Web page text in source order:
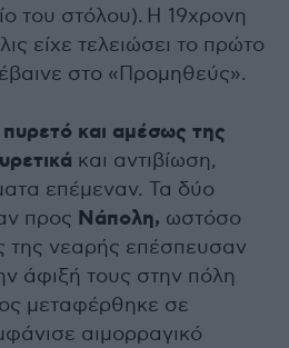
του στόλου). Η 19χρονη
είχε τελειώσει το πρώτο
στο «Προμηθεύς».
και αμέσως της
και αντιβίωση,
επέμεναν. Τα δύο
προς Νάπολη, ωστόσο
της νεαρής επέσπευσαν
άφιξή τους στην πόλη
μεταφέρθηκε σε
αιμορραγικό